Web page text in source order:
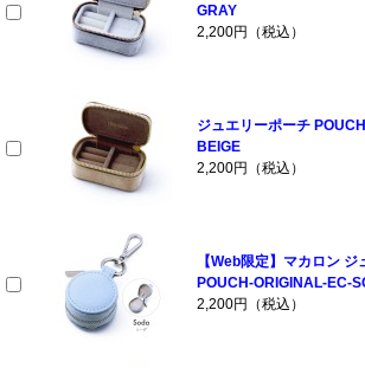
GRAY
2,200円（税込）
ジュエリーポーチ
BEIGE
2,200円（税込）
【Web限定】マカロン
POUCH-ORIGINAL-EC-
2,200円（税込）